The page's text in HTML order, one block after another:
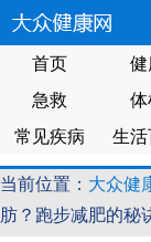
首页 健
急救
体
常见疾病
生
当前位置： 大众健
肪？跑步减肥的秘